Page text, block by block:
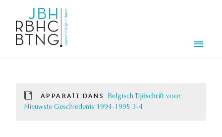
APPARAÎT DANS
Belgisch Tijdschrift voor
Nieuwste Geschiedenis 1994-1995 3-4